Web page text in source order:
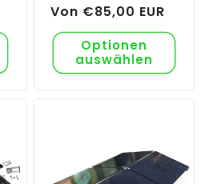
Normaler
Preis
Von €85,00 EUR
Optionen
auswählen